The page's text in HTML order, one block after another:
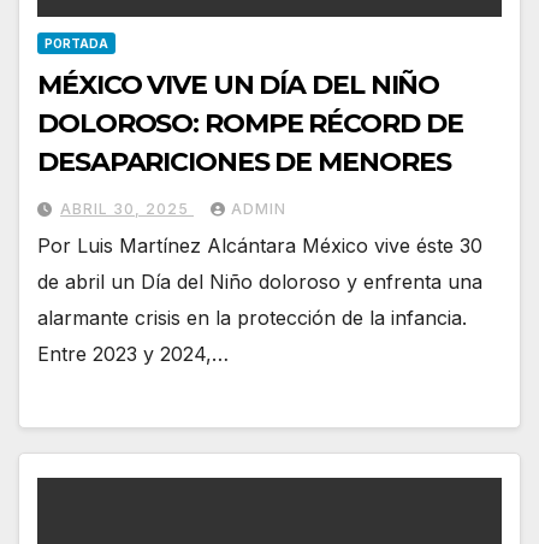
PORTADA
MÉXICO VIVE UN DÍA DEL NIÑO
DOLOROSO: ROMPE RÉCORD DE
DESAPARICIONES DE MENORES
ABRIL 30, 2025 ADMIN
Por Luis Martínez Alcántara México vive éste 30
de abril un Día del Niño doloroso y enfrenta una
alarmante crisis en la protección de la infancia.
Entre 2023 y 2024,…